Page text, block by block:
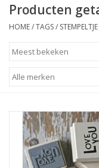
LIFESTYLE
MEUBELS
STATIONARY
OUTDOOR
SALE
Producten
HOME/TAGS/ STEMPELTJE